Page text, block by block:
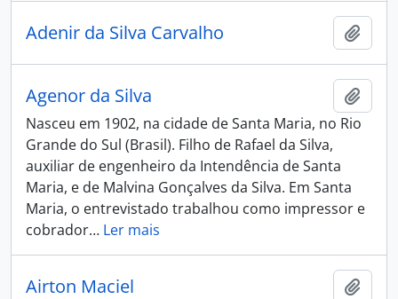
Adenir da Silva Carvalho
Agenor da Silva
Nasceu em 1902, na cidade de Santa Maria, no Rio
Grande do Sul (Brasil). Filho de Rafael da Silva,
auxiliar de engenheiro da Intendência de Santa
Maria, e de Malvina Gonçalves da Silva. Em Santa
Maria, o entrevistado trabalhou como impressor e
cobrador… Ler mais
Airton Maciel